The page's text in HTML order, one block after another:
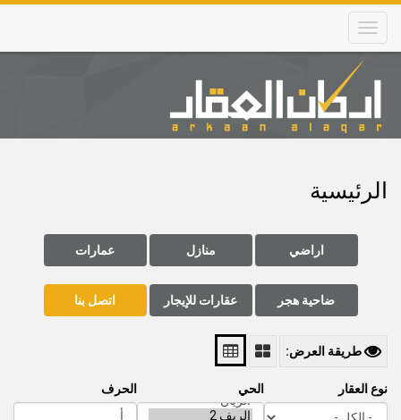
Skip
main
content
Main
navigation
الرئيسية
اراضي منازل عمارات
ضاحية هجر عقارات للإيجار اتصل بنا
طريقة العرض:
نوع العقار الحي الحرف